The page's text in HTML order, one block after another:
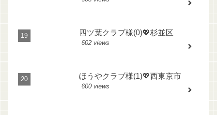
四ツ葉クラブ様(0)💖杉並区
602 views
ほうやクラブ様(1)💖西東京市
600 views